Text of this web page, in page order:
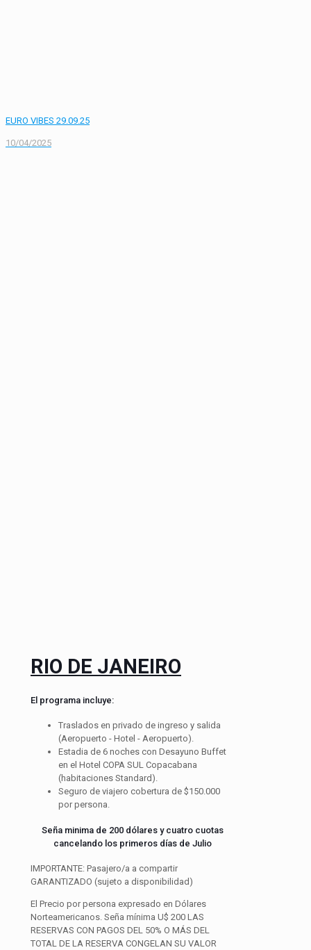
EURO VIBES 29.09.25
10/04/2025
RIO DE JANEIRO
El programa incluye:
Traslados en privado de ingreso y salida
(Aeropuerto - Hotel - Aeropuerto).
Estadia de 6 noches con Desayuno Buffet
en el Hotel COPA SUL Copacabana
(habitaciones Standard).
Seguro de viajero cobertura de $150.000
por persona.
Seña minima de 200 dólares y cuatro cuotas
cancelando los primeros días de Julio
IMPORTANTE: Pasajero/a a compartir
GARANTIZADO (sujeto a disponibilidad)
El Precio por persona expresado en Dólares
Norteamericanos. Seña mínima U$ 200 LAS
RESERVAS CON PAGOS DEL 50% O MÁS DEL
TOTAL DE LA RESERVA CONGELAN SU VALOR